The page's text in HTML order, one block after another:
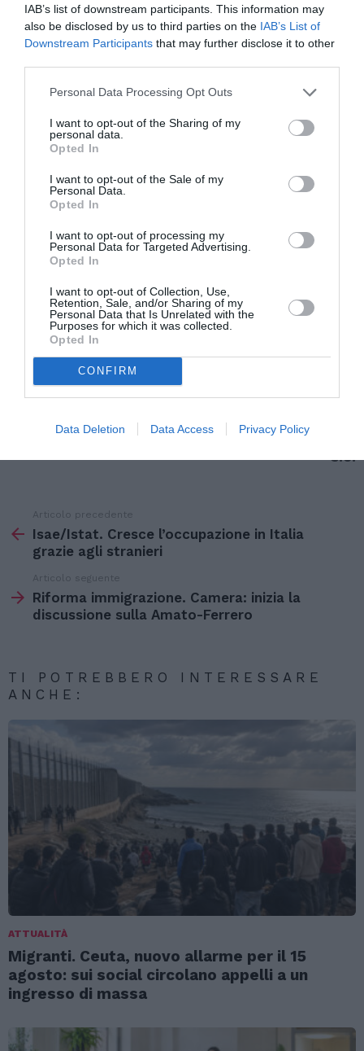
IAB’s list of downstream participants. This information may
also be disclosed by us to third parties on the IAB’s List of
Downstream Participants that may further disclose it to other
Personal Data Processing Opt Outs
I want to opt-out of the Sharing of my
personal data.
Opted In
I want to opt-out of the Sale of my
Personal Data.
Opted In
I want to opt-out of processing my
Personal Data for Targeted Advertising.
Opted In
I want to opt-out of Collection, Use,
Retention, Sale, and/or Sharing of my
Personal Data that Is Unrelated with the
Purposes for which it was collected.
Opted In
CONFIRM
Data Deletion Data Access Privacy Policy
Siervo – l’attitudine da parte dei cittadini
stranieri di intraprendere iniziative imprenditoriali
imprese guidate da cittadini stranieri è
aumentato dell’82%, nel 2000 infatti erano 6.752.
Questa tendenza è il segno inequivocabile di una
volontà di cambiamento del cittadino immigrato,
sempre più orientato verso una scelta
indipendente, dettata dalla volontà di ottenere
cittadini stranieri residenti a Firenze. In base agli
anni e al sesso la percentuale più alta è nella
fascia di età dai 30 ai 39 anni: 29,1% sono donne
e 28,2% uomini.
s.c.
di
Articolo precedente
Isae/Istat. Cresce l’occupazione in Italia
grazie agli stranieri
Articolo seguente
Riforma immigrazione. Camera: inizia la
discussione sulla Amato-Ferrero
TI POTREBBERO INTERESSARE
ANCHE:
ATTUALITÀ
Migranti. Ceuta, nuovo allarme per il 15
agosto: sui social circolano appelli a un
ingresso di massa